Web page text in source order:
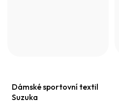
Dámské sportovní textil
Suzuka